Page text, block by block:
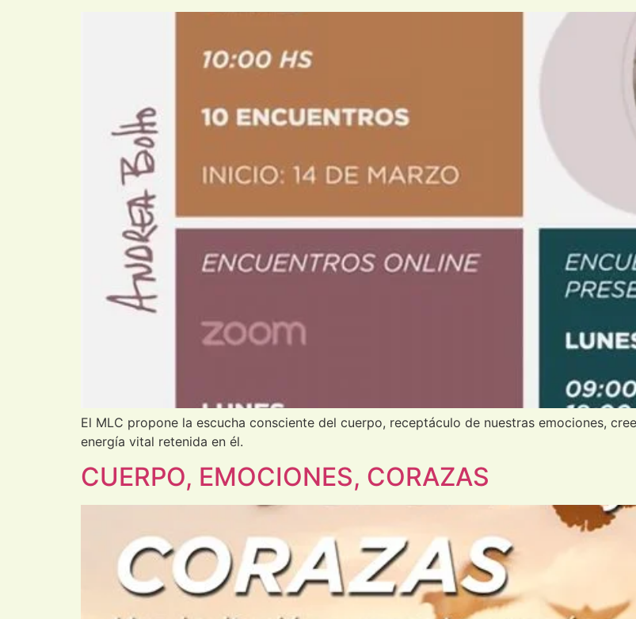
El MLC propone la escucha consciente del cuerpo, receptáculo de nuestras emociones,
energía vital retenida en él.
CUERPO, EMOCIONES, CORAZAS